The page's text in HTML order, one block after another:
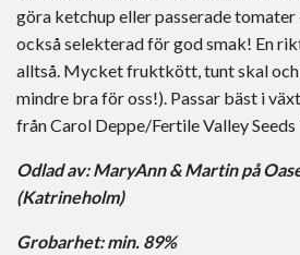
göra ketchup eller passerade tomater
också selekterad för god smak! En
alltså. Mycket fruktkött, tunt skal
mindre bra för oss!). Passar bäst i
från Carol Deppe/Fertile Valley Seeds
Odlad av:MaryAnn & Martin på
(Katrineholm)
Grobarhet: min. 89%